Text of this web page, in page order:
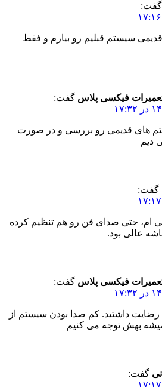
گفت:
سیستم قبلیم رو بیارم و فقط
فیکسی پلاس گفت:
های قدیمی رو بررسی و در صورت
دیم
گفت:
ام، حتی صدای فن رو هم تنظیم کرده
عالی بود.
فیکسی پلاس گفت:
داشتید. کم‌ صدا بودن سیستم از
بهش توجه می‌ کنیم
گفت: